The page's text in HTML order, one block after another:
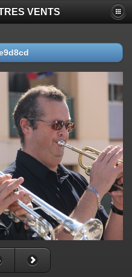
VENTS